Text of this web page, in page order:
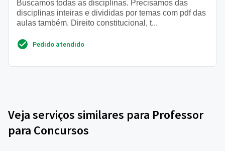
Buscamos todas as disciplinas. Precisamos das
disciplinas inteiras e divididas por temas com pdf das
aulas também. Direito constitucional, t...
Pedido atendido
Veja serviços similares para Professor
para Concursos